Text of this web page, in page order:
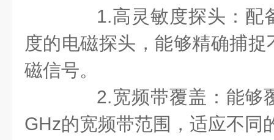
1.高灵敏度探头：配
度的电磁探头，能够精确捕
磁信号。
2.宽频带覆盖：能够
GHz的宽频带范围，适应不同